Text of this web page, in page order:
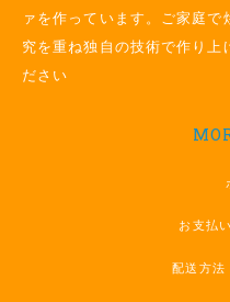
ァを作っています。ご家庭
究を重ね独自の技術で作り上
ださい
お支払
配送方法